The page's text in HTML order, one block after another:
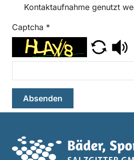
Kontaktaufnahme genutzt
Captcha *
Absenden